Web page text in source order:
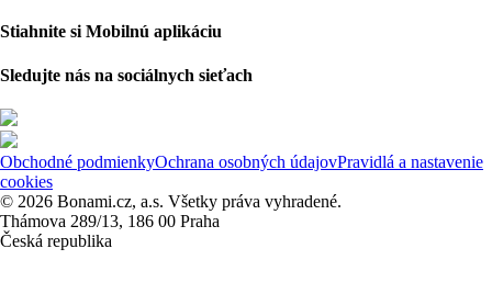
Stiahnite si Mobilnú aplikáciu
Sledujte nás na sociálnych sieťach
Obchodné podmienkyOchrana osobných údajovPravidlá a nastavenie
cookies
© 2026 Bonami.cz, a.s. Všetky práva vyhradené.
Thámova 289/13, 186 00 Praha
Česká republika